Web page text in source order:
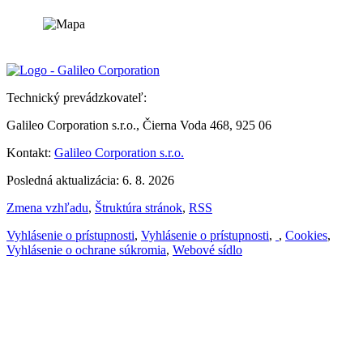
Technický prevádzkovateľ:
Galileo Corporation s.r.o., Čierna Voda 468, 925 06
Kontakt: Galileo Corporation s.r.o.
Posledná aktualizácia: 6. 8. 2026
Zmena vzhľadu, Štruktúra stránok, RSS
Vyhlásenie o prístupnosti, Vyhlásenie o prístupnosti, , Cookies,
Vyhlásenie o ochrane súkromia, Webové sídlo